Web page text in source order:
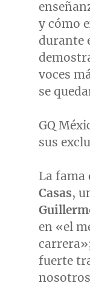
y cómo
durante
voces
se
GQ
sus
La fama
Casas,
en «el
fuerte